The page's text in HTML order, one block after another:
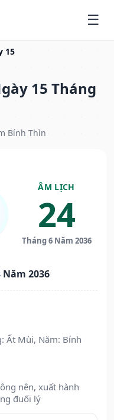
15
15 Tháng
Bính Thìn
ÂM LỊCH
24
Tháng 6 Năm 2036
2036
Ất Mùi, Năm: Bính
nên, xuất hành
đuối lý